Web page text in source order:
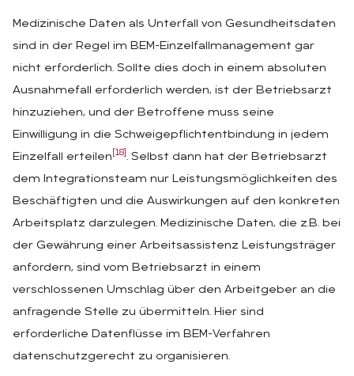
Medizinische Daten als Unterfall von Gesundheitsdaten
sind in der Regel im BEM-Einzelfallmanagement gar
nicht erforderlich. Sollte dies doch in einem absoluten
Ausnahmefall erforderlich werden, ist der Betriebsarzt
hinzuziehen, und der Betroffene muss seine
Einwilligung in die Schweigepflichtentbindung in jedem
Einzelfall erteilen [18] . Selbst dann hat der Betriebsarzt
dem Integrationsteam nur Leistungsmöglichkeiten des
Beschäftigten und die Auswirkungen auf den konkreten
Arbeitsplatz darzulegen. Medizinische Daten, die z.B. bei
der Gewährung einer Arbeitsassistenz Leistungsträger
anfordern, sind vom Betriebsarzt in einem
verschlossenen Umschlag über den Arbeitgeber an die
anfragende Stelle zu übermitteln. Hier sind
erforderliche Datenflüsse im BEM-Verfahren
datenschutzgerecht zu organisieren.